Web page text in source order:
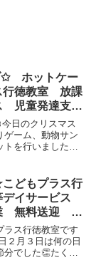
✩ ホットケー
行徳教室 放課
児童発達支援
発達障
南行徳 市
日のクリスマス
ゲーム、動物サン
を行いました。
きなのがよくわか
どもプラス行
イサービス
無料送迎
達障がい 運
行徳 市川市
ラス行徳教室です
２月３日は何の日
でした👏たくさ